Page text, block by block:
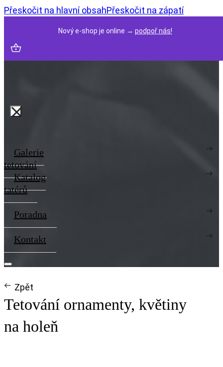
Přeskočit na hlavní obsahPřeskočit na zápatí
Nový e-shop je online → podpoř nás!
Galerie
tetování
Katalog
tatérů
Poradna
Kontakt
Zpět
Tetování ornamenty, květiny
na holeň